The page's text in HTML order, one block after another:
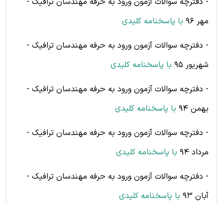
مهر 96
با پاسخنامه کلیدی
- دفترچه سوالات آزمون ورود به حرفه مهندسان ترافیک -
شهریور 95
با پاسخنامه کلیدی
- دفترچه سوالات آزمون ورود به حرفه مهندسان ترافیک -
بهمن 94
با پاسخنامه کلیدی
- دفترچه سوالات آزمون ورود به حرفه مهندسان ترافیک -
مرداد 94
با پاسخنامه کلیدی
- دفترچه سوالات آزمون ورود به حرفه مهندسان ترافیک -
آبان 93
با پاسخنامه کلیدی